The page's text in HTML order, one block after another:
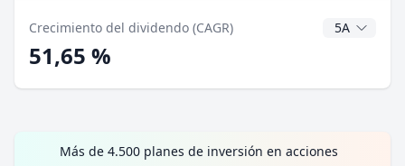
Crecimiento del dividendo (CAGR) Años CAGR
51,65 %
Más de 4.500 planes de inversión en acciones